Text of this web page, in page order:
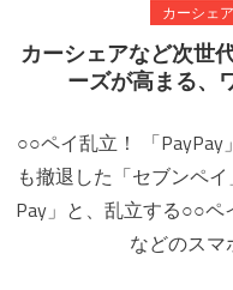
カーシェ
カーシェアなど次世
ーズが高まる、
○○ペイ乱立！ 「PayPay
も撤退した「セブンペ
Pay」と、乱立する○○ペ
などのス